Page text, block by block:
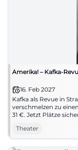
Amerika! – Kafka-
16. Feb 2027
Kafka als Revue in
verschmelzen zu
31 €. Jetzt Plätze
Theater